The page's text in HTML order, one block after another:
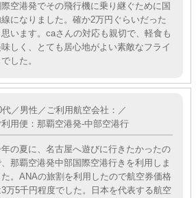
際空港発でその飛行機に乗り継ぐために国
線になりました。確か2万円ぐらいだった
思います。caさんの対応も親切で、軽食も
味しく、とても居心地がよい素敵なフライ
でした。
代／男性／ご利用航空会社：／
利用便：那覇空港発-中部空港行
の夏に、名古屋へ遊びに行きたかったの
、那覇空港発中部国際空港行きを利用しま
た。ANAの旅割を利用したので航空券価格
3万5千円程度でした。日本を代表する航空